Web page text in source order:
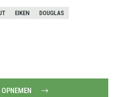
EIKEN DOUGLAS